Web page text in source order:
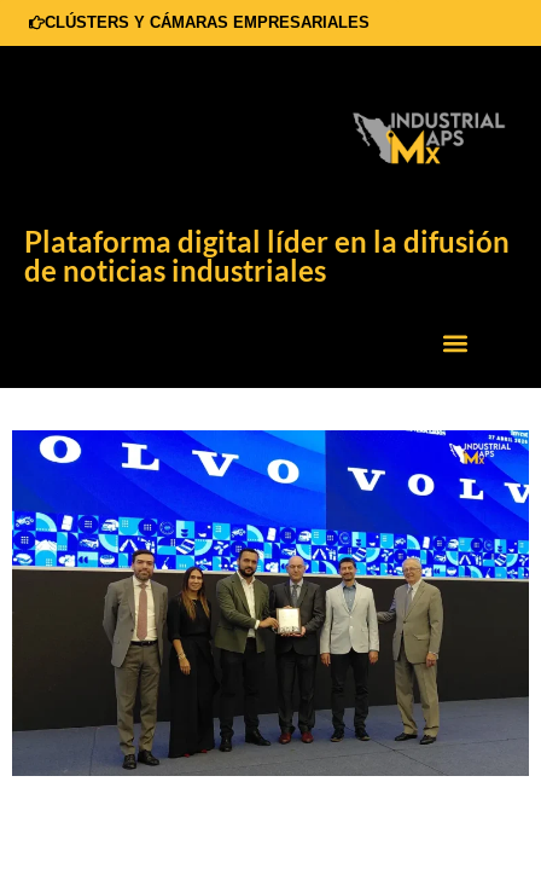
CLÚSTERS Y CÁMARAS EMPRESARIALES
Plataforma digital líder en la difusión
de noticias industriales